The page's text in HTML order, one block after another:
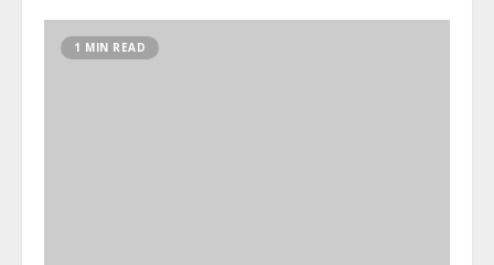
1 MIN READ